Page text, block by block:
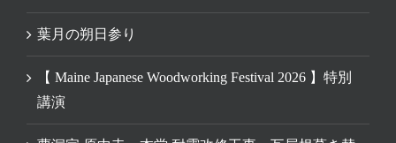
葉月の朔日参り
【 Maine Japanese Woodworking Festival 2026 】特別
講演